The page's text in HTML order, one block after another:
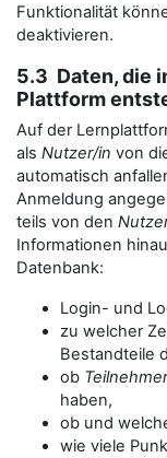
Funktionalität
deaktivieren.
5.3 Daten, die
Plattform
Auf der
als Nutzer/in von
automatisch
Anmeldung
teils von den
Informationen
Datenbank:
Login- und
zu welcher
Bestandteile
ob
haben,
ob und
wie viele